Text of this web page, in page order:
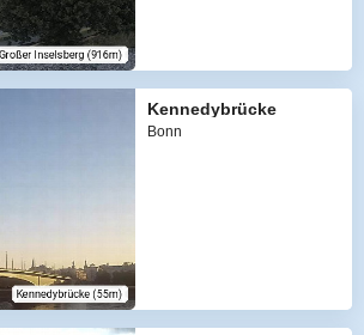
Kennedybrücke
Bonn